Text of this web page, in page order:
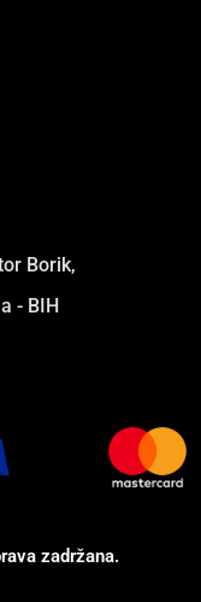
Borik,
- BIH
zadržana.